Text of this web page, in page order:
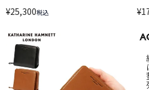
¥25,300税込 ¥